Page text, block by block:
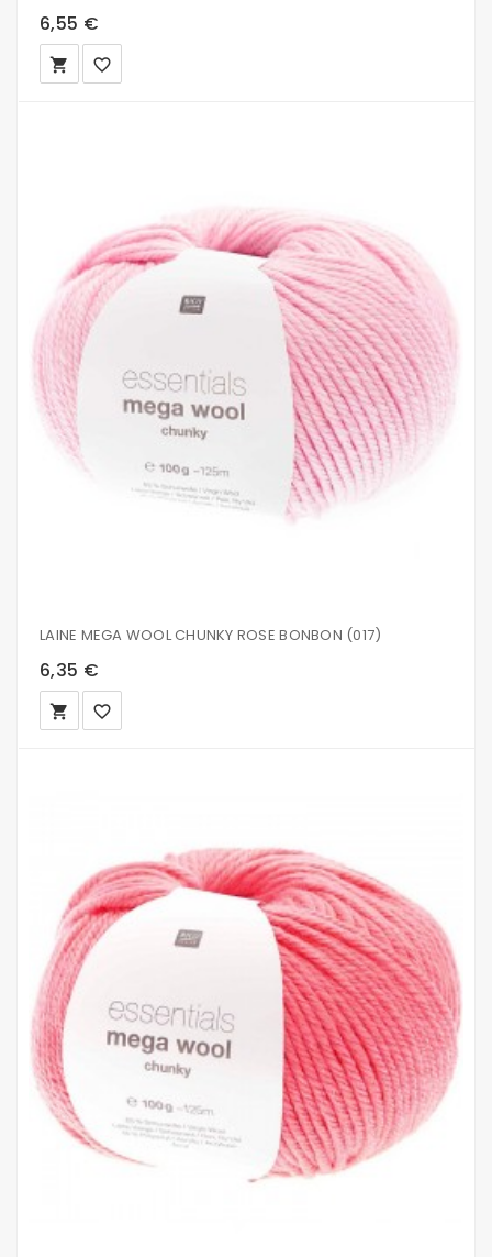
6,55 €
local_grocery_store favorite_border
LAINE MEGA WOOL CHUNKY ROSE BONBON (017)
6,35 €
local_grocery_store favorite_border